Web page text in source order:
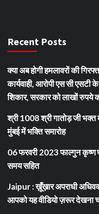
Recent Posts
क्या अब होगी हमलावरों की
कार्यवाही, आरोपी एस सी
शिकार, सरकार को लाखों रुपये
श्री 1008 श्री गातोड़ जी
मुंबई में भक्ति समारोह
06 फरवरी 2023 फाल्गुन कृष्ण
समय सहित
Jaipur : ख़ूँख़ार अपराधी
आपको यह वीडियो ज़रूर देखना